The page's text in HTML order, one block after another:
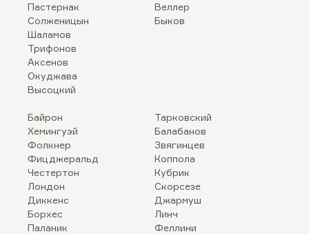
Пастернак
Солженицын
Шаламов
Трифонов
Аксенов
Окуджава
Высоцкий
Веллер
Быков
Байрон
Хемингуэй
Фолкнер
Фицджеральд
Честертон
Лондон
Диккенс
Борхес
Паланик
Тарковский
Балабанов
Звягинцев
Коппола
Кубрик
Скорсезе
Джармуш
Линч
Феллини